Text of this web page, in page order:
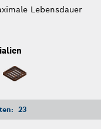
Lebensdauer
23